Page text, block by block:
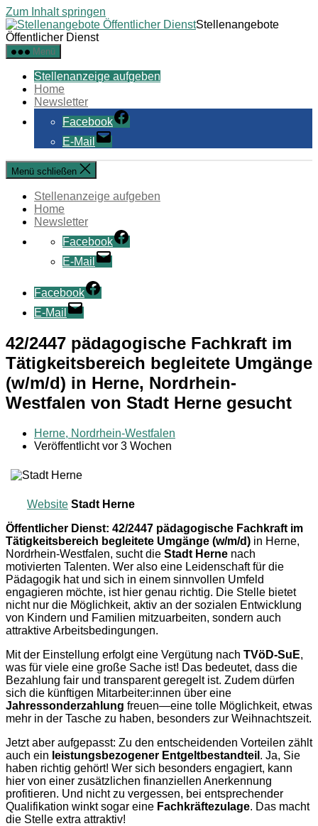
Zum Inhalt springen
Stellenangebote
Öffentlicher Dienst
Menü
Stellenanzeige aufgeben
Home
Newsletter
Facebook
E-Mail
Menü schließen
Stellenanzeige aufgeben
Home
Newsletter
Facebook
E-Mail
Facebook
E-Mail
42/2447 pädagogische Fachkraft im
Tätigkeitsbereich begleitete Umgänge
(w/m/d) in Herne, Nordrhein-
Westfalen von Stadt Herne gesucht
Herne, Nordrhein-Westfalen
Veröffentlicht vor 3 Wochen
Website Stadt Herne
Öffentlicher Dienst: 42/2447 pädagogische Fachkraft im
Tätigkeitsbereich begleitete Umgänge (w/m/d) in Herne,
Nordrhein-Westfalen, sucht die Stadt Herne nach
motivierten Talenten. Wer also eine Leidenschaft für die
Pädagogik hat und sich in einem sinnvollen Umfeld
engagieren möchte, ist hier genau richtig. Die Stelle bietet
nicht nur die Möglichkeit, aktiv an der sozialen Entwicklung
von Kindern und Familien mitzuarbeiten, sondern auch
attraktive Arbeitsbedingungen.
Mit der Einstellung erfolgt eine Vergütung nach TVöD-SuE,
was für viele eine große Sache ist! Das bedeutet, dass die
Bezahlung fair und transparent geregelt ist. Zudem dürfen
sich die künftigen Mitarbeiter:innen über eine
Jahressonderzahlung freuen—eine tolle Möglichkeit, etwas
mehr in der Tasche zu haben, besonders zur Weihnachtszeit.
Jetzt aber aufgepasst: Zu den entscheidenden Vorteilen zählt
auch ein leistungsbezogener Entgeltbestandteil . Ja, Sie
haben richtig gehört! Wer sich besonders engagiert, kann
hier von einer zusätzlichen finanziellen Anerkennung
profitieren. Und nicht zu vergessen, bei entsprechender
Qualifikation winkt sogar eine Fachkräftezulage. Das macht
die Stelle extra attraktiv!